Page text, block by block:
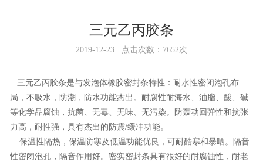
三元乙丙胶条
2019-12-23 点击次数：7652次
三元乙丙胶条是与发泡体橡胶密封条特性：耐水性密闭泡孔布
局，不吸水，防潮，防水功能杰出。耐腐性耐海水、油脂、酸、碱
等化学品腐蚀，抗菌、无毒、无味、无污染。防轰动回弹性和抗张
力高，耐性强，具有杰出的防震/缓冲功能。
保温性隔热，保温防寒及低温功能优良，可耐酷寒和暴晒。隔音
性密闭泡孔，隔音作用好。密实密封条具有很好的耐腐蚀性，耐老